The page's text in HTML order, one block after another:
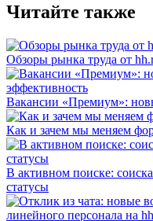
Читайте также
Обзоры рынка труда от
Вакансии «Премиум»:
Как и зачем мы меняем
В активном поиске:
статусы